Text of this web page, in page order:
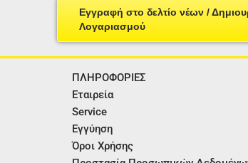
Εγγραφή στο δελτίο νέων /
Λογαριασμού
ΠΛΗΡΟΦΟΡΙΕΣ
Εταιρεία
Service
Εγγύηση
Όροι Χρήσης